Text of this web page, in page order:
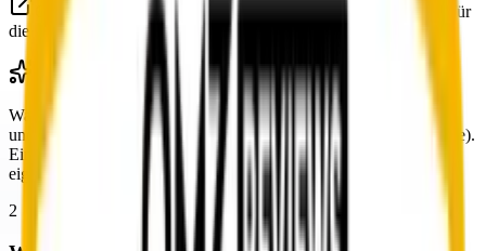
Quelle: nospamproxy.de / netatwork.de, Produktseiten. Bitte für
die konkrete Hosting-Option direkt beim Anbieter prüfen.
Warum das wichtig ist: On-Premise gibt volle Hoheit über Daten
und Konfiguration, kostet aber Betrieb (Server, Patches, Zertifikate).
Eine reine Cloud-Lösung ist schneller einsatzbereit und ohne
eigenen Server-Betrieb dokumentierbar.
2